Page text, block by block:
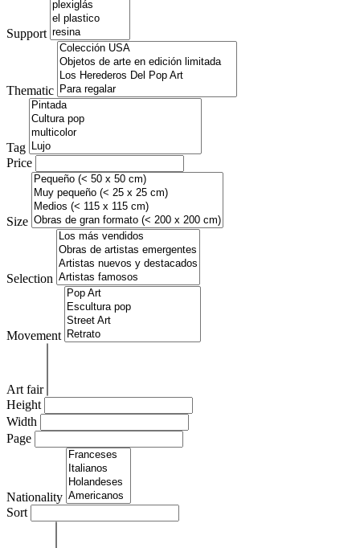
Support
Thematic
Tag
Price
Size
Selection
Movement
Art fair
Height
Width
Page
Nationality
Sort